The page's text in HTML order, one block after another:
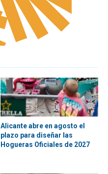
Alicante abre en agosto el
plazo para diseñar las
Hogueras Oficiales de 2027